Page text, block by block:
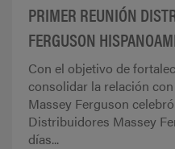
PRIMER REUNIÓN
FERGUSON
Con el objetivo de
consolidar la relación
Massey Ferguson
Distribuidores Massey
días...